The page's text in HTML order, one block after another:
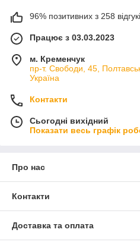
96% позитивних з 258
Працює з 03.03.2023
м. Кременчук
пр-т. Свободи, 45,
Україна
Контакти
Сьогодні вихідний
Показати весь графік
Про нас
Контакти
Доставка та оплата